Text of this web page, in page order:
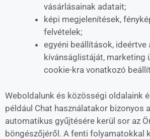
vásárlásainak adatait;
képi megjelenítések,
felvételek;
egyéni beállítások, ideértve
kívánságlistáját, marketing
cookie-kra vonatkozó
Weboldalunk és közösségi oldalaink
például Chat használatakor bizonyos
automatikus gyűjtésére kerül sor az
böngészőjéről. A fenti folyamatokkal